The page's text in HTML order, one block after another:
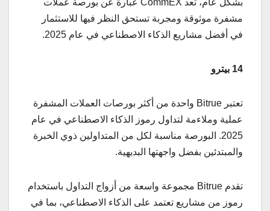
بشكل عام، تعد CommEX عبارة عن بورصة عملات
مشفرة موثوقة ومجربة تستحق النظر فيها للاستثمار
في أفضل مشاريع الذكاء الاصطناعي في عام 2025.
14 بيترو
تعتبر Bitrue واحدة من أكثر بورصات العملات المشفرة
عملية وملاءمة لتداول رموز الذكاء الاصطناعي في عام
2025. البورصة مناسبة لكل من المتداولين ذوي الخبرة
والمبتدئين بفضل واجهتها البديهية.
تقدم Bitrue مجموعة واسعة من أزواج التداول باستخدام
رموز من مشاريع تعتمد على الذكاء الاصطناعي، بما في